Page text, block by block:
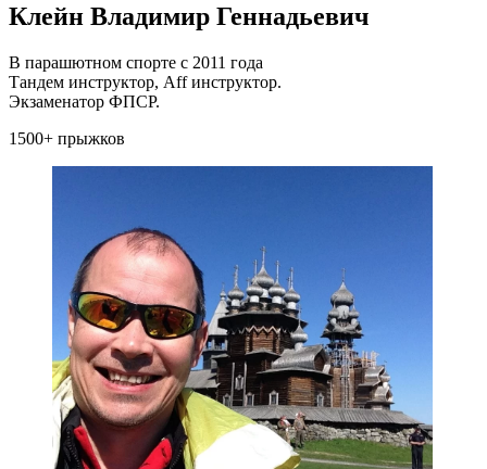
Клейн Владимир Геннадьевич
В парашютном спорте с 2011 года
Тандем инструктор, Aff инструктор.
Экзаменатор ФПСР.
1500+ прыжков